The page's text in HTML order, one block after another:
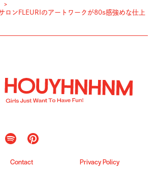
ロンFLEURIのアートワークが80s感強めな仕上
Contact Privacy Policy